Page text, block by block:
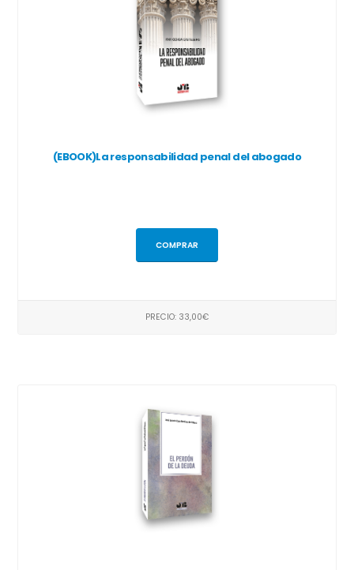
(EBOOK)La responsabilidad penal del abogado
COMPRAR
PRECIO: 33,00€